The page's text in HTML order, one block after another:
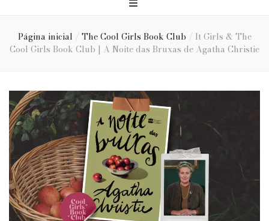
Página inicial / The Cool Girls Book Club / It Girls & The
Cool Girls Book Club | A Noite das Bruxas de Agatha Christie